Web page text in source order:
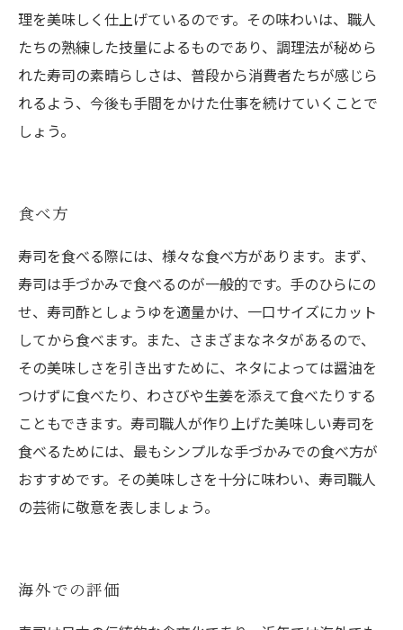
理を美味しく仕上げているのです。その味わいは、職人
たちの熟練した技量によるものであり、調理法が秘めら
れた寿司の素晴らしさは、普段から消費者たちが感じら
れるよう、今後も手間をかけた仕事を続けていくことで
しょう。
食べ方
寿司を食べる際には、様々な食べ方があります。まず、
寿司は手づかみで食べるのが一般的です。手のひらにの
せ、寿司酢としょうゆを適量かけ、一口サイズにカット
してから食べます。また、さまざまなネタがあるので、
その美味しさを引き出すために、ネタによっては醤油を
つけずに食べたり、わさびや生姜を添えて食べたりする
こともできます。寿司職人が作り上げた美味しい寿司を
食べるためには、最もシンプルな手づかみでの食べ方が
おすすめです。その美味しさを十分に味わい、寿司職人
の芸術に敬意を表しましょう。
海外での評価